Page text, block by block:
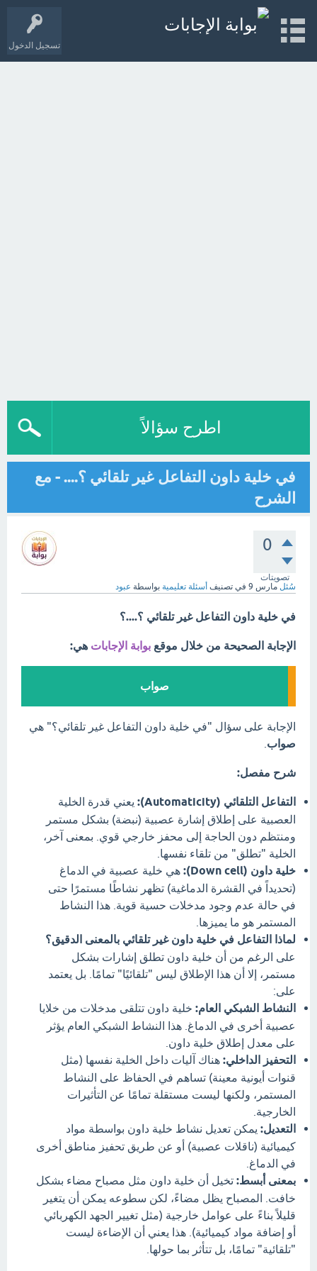
تسجيل الدخول
اطرح سؤالاً
في خلية داون التفاعل غير تلقائي ؟.... - مع
الشرح
0
تصويتات
سُئل مارس 9 في تصنيف أسئلة تعليمية بواسطة عبود
في خلية داون التفاعل غير تلقائي ؟....؟
الإجابة الصحيحة من خلال موقع بوابة الإجابات هي:
صواب
الإجابة على سؤال "في خلية داون التفاعل غير تلقائي؟" هي
صواب
شرح مفصل:
التفاعل التلقائي (Automaticity):
يعني قدرة الخلية
العصبية على إطلاق إشارة عصبية (نبضة) بشكل مستمر
ومنتظم دون الحاجة إلى محفز خارجي قوي. بمعنى آخر،
الخلية "تطلق" من تلقاء نفسها.
خلية داون (Down cell):
هي خلية عصبية في الدماغ
(تحديداً في القشرة الدماغية) تظهر نشاطًا مستمرًا حتى
في حالة عدم وجود مدخلات حسية قوية. هذا النشاط
المستمر هو ما يميزها.
لماذا التفاعل في خلية داون غير تلقائي بالمعنى الدقيق؟
على الرغم من أن خلية داون تطلق إشارات بشكل
مستمر، إلا أن هذا الإطلاق ليس "تلقائيًا" تمامًا. بل يعتمد
على:
النشاط الشبكي العام: خلية داون تتلقى مدخلات من خلايا
عصبية أخرى في الدماغ. هذا النشاط الشبكي العام يؤثر
على معدل إطلاق خلية داون.
التحفيز الداخلي: هناك آليات داخل الخلية نفسها (مثل
قنوات أيونية معينة) تساهم في الحفاظ على النشاط
المستمر، ولكنها ليست مستقلة تمامًا عن التأثيرات
الخارجية.
التعديل: يمكن تعديل نشاط خلية داون بواسطة مواد
كيميائية (ناقلات عصبية) أو عن طريق تحفيز مناطق أخرى
في الدماغ.
بمعنى أبسط: تخيل أن خلية داون مثل مصباح مضاء بشكل
خافت. المصباح يظل مضاءً، لكن سطوعه يمكن أن يتغير
قليلاً بناءً على عوامل خارجية (مثل تغيير الجهد الكهربائي
أو إضافة مواد كيميائية). هذا يعني أن الإضاءة ليست
"تلقائية" تمامًا، بل تتأثر بما حولها.